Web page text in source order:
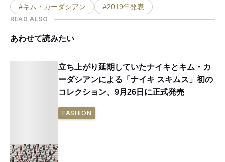
#キム・カーダシアン
#2019年発表
READ ALSO
あわせて読みたい
立ち上がり延期していたナイキとキム・カ
ーダシアンによる「ナイキ スキムス」初の
コレクション、9月26日に正式発売
FASHION